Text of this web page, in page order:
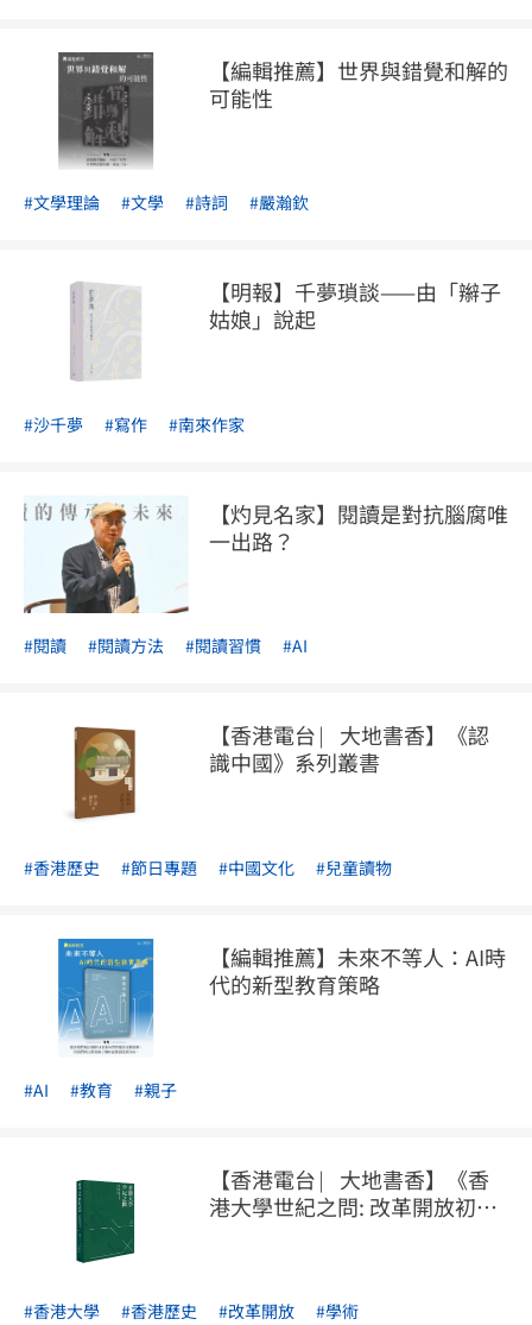
【編輯推薦】世界與錯覺和解的
可能性
#文學理論 #文學 #詩詞 #嚴瀚欽
【明報】千夢瑣談——由「辮子
姑娘」說起
#沙千夢 #寫作 #南來作家
【灼見名家】閱讀是對抗腦腐唯
一出路？
#閱讀 #閱讀方法 #閱讀習慣 #AI
【香港電台 ⎸大地書香】《認
識中國》系列叢書
#香港歷史 #節日專題 #中國文化 #兒童讀物
【編輯推薦】未來不等人：AI時
代的新型教育策略
#AI #教育 #親子
【香港電台 ⎸大地書香】《香
港大學世紀之問: 改革開放初期
#香港大學 #香港歷史 #改革開放 #學術